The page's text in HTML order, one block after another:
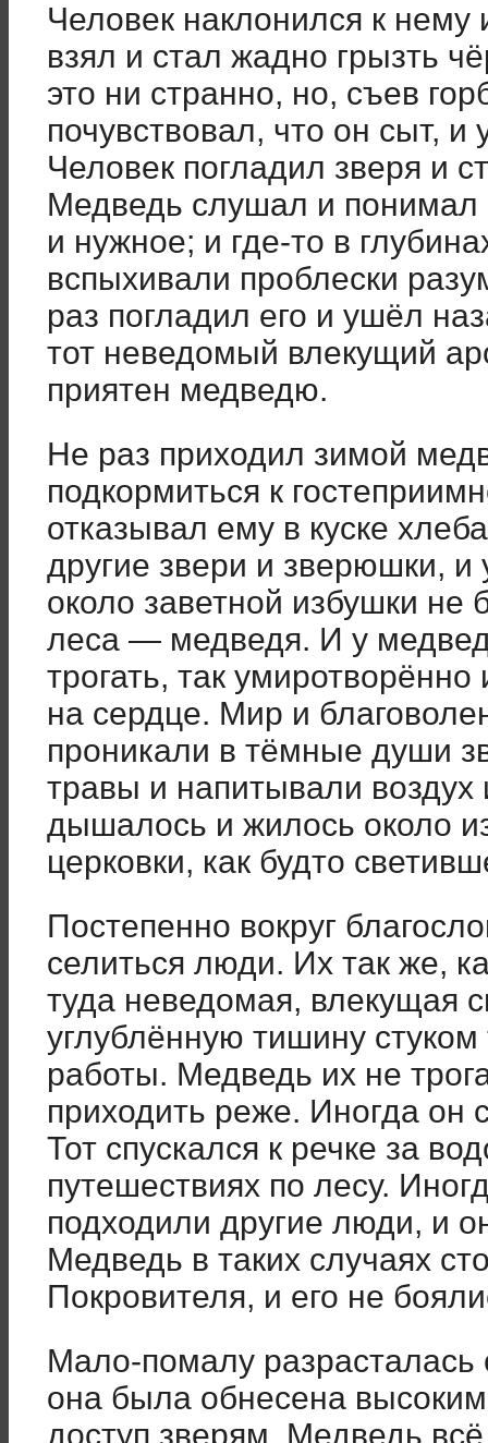
Человек наклонился к
взял и стал жадно грызть
это ни странно, но, съев
почувствовал, что он сыт, и
Человек погладил зверя и
Медведь слушал и понимал
и нужное; и где-то в
вспыхивали проблески
раз погладил его и ушёл
тот неведомый влекущий
приятен медведю.
Не раз приходил зимой
подкормиться к
отказывал ему в куске
другие звери и зверюшки,
около заветной избушки не
леса — медведя. И у
трогать, так
на сердце. Мир и
проникали в тёмные души
травы и напитывали
дышалось и жилось около
церковки, как будто
Постепенно вокруг
селиться люди. Их так же,
туда неведомая, влекущая
углублённую тишину
работы. Медведь их не
приходить реже. Иногда он
Тот спускался к речке за
путешествиях по лесу.
подходили другие люди, и
Медведь в таких случаях
Покровителя, и его не
Мало-помалу разрасталась
она была обнесена
доступ зверям. Медведь